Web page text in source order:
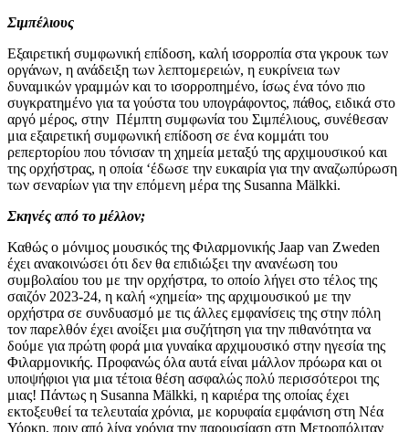
Σιμπέλιους
Εξαιρετική συμφωνική επίδοση, καλή ισορροπία στα γκρουκ των
οργάνων, η ανάδειξη των λεπτομερειών, η ευκρίνεια των
δυναμικών γραμμών και το ισορροπημένο, ίσως ένα τόνο πιο
συγκρατημένο για τα γούστα του υπογράφοντος, πάθος, ειδικά στο
αργό μέρος, στην Πέμπτη συμφωνία του Σιμπέλιους, συνέθεσαν
μια εξαιρετική συμφωνική επίδοση σε ένα κομμάτι του
ρεπερτορίου που τόνισαν τη χημεία μεταξύ της αρχιμουσικού και
της ορχήστρας, η οποία ‘έδωσε την ευκαιρία για την αναζωπύρωση
των σεναρίων για την επόμενη μέρα της Susanna Mälkki.
Σκηνές από το μέλλον;
Καθώς ο μόνιμος μουσικός της Φιλαρμονικής Jaap van Zweden
έχει ανακοινώσει ότι δεν θα επιδιώξει την ανανέωση του
συμβολαίου του με την ορχήστρα, το οποίο λήγει στο τέλος της
σαιζόν 2023-24, η καλή «χημεία» της αρχιμουσικού με την
ορχήστρα σε συνδυασμό με τις άλλες εμφανίσεις της στην πόλη
τον παρελθόν έχει ανοίξει μια συζήτηση για την πιθανότητα να
δούμε για πρώτη φορά μια γυναίκα αρχιμουσικό στην ηγεσία της
Φιλαρμονικής. Προφανώς όλα αυτά είναι μάλλον πρόωρα και οι
υποψήφιοι για μια τέτοια θέση ασφαλώς πολύ περισσότεροι της
μιας! Πάντως η Susanna Mälkki, η καριέρα της οποίας έχει
εκτοξευθεί τα τελευταία χρόνια, με κορυφαία εμφάνιση στη Νέα
Υόρκη, πριν από λίγα χρόνια την παρουσίαση στη Μετροπόλιταν